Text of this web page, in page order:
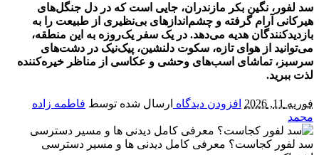
سد لفور، نگین بکر مازندران، جایی است که در دل جنگل‌های
هیرکانی آرام گرفته و چشم‌اندازهای بی‌نظیری از طبیعت را به
بازدیدکنندگان هدیه می‌دهد. در یک سفر یک‌روزه به این منطقه،
می‌توانید از هوای تازه، سکوت دلنشین، پیک‌نیک در دشت‌های
سرسبز، تماشای اسب‌های وحشی و عکاسی از مناظر خیره‌کننده
لذت ببرید.
فوریه 11, 2026 افزودن دیدگاه ارسال شده توسط فاطمه زاده
محمد
سد لفور کجاست؟ معرفی کامل دیدنی‌ ها و مسیر دسترسی